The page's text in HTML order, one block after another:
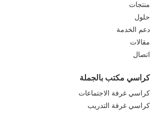
منتجات
حلول
دعم الخدمة
مقالات
اتصال
كراسي مكتب بالجملة
كراسي غرفة الاجتماعات
كراسي غرفة التدريب